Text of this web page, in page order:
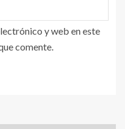
y web en este
comente.